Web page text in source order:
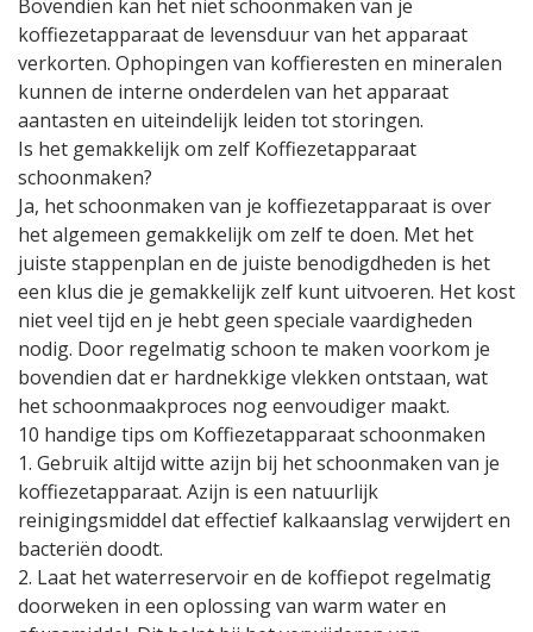
Bovendien kan het niet schoonmaken van je
koffiezetapparaat de levensduur van het apparaat
verkorten. Ophopingen van koffieresten en mineralen
kunnen de interne onderdelen van het apparaat
aantasten en uiteindelijk leiden tot storingen.
Is het gemakkelijk om zelf Koffiezetapparaat
schoonmaken?
Ja, het schoonmaken van je koffiezetapparaat is over
het algemeen gemakkelijk om zelf te doen. Met het
juiste stappenplan en de juiste benodigdheden is het
een klus die je gemakkelijk zelf kunt uitvoeren. Het kost
niet veel tijd en je hebt geen speciale vaardigheden
nodig. Door regelmatig schoon te maken voorkom je
bovendien dat er hardnekkige vlekken ontstaan, wat
het schoonmaakproces nog eenvoudiger maakt.
10 handige tips om Koffiezetapparaat schoonmaken
1. Gebruik altijd witte azijn bij het schoonmaken van je
koffiezetapparaat. Azijn is een natuurlijk
reinigingsmiddel dat effectief kalkaanslag verwijdert en
bacteriën doodt.
2. Laat het waterreservoir en de koffiepot regelmatig
doorweken in een oplossing van warm water en